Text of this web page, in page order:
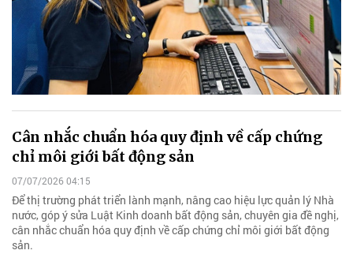
Cân nhắc chuẩn hóa quy định về cấp chứng
chỉ môi giới bất động sản
07/07/2026 04:15
Để thị trường phát triển lành mạnh, nâng cao hiệu lực quản lý Nhà
nước, góp ý sửa Luật Kinh doanh bất động sản, chuyên gia đề nghị,
cân nhắc chuẩn hóa quy định về cấp chứng chỉ môi giới bất động
sản.